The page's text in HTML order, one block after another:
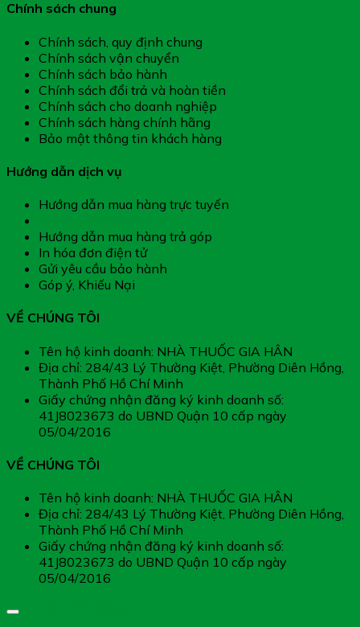
Chính sách chung
Chính sách, quy định chung
Chính sách vận chuyển
Chính sách bảo hành
Chính sách đổi trả và hoàn tiền
Chính sách cho doanh nghiệp
Chính sách hàng chính hãng
Bảo mật thông tin khách hàng
Hướng dẫn dịch vụ
Hướng dẫn mua hàng trực tuyến
Hướng dẫn mua hàng trả góp
In hóa đơn điện tử
Gửi yêu cầu bảo hành
Góp ý, Khiếu Nại
VỀ CHÚNG TÔI
Tên hộ kinh doanh: NHÀ THUỐC GIA HÂN
Địa chỉ: 284/43 Lý Thường Kiệt, Phường Diên Hồng,
Thành Phố Hồ Chí Minh
Giấy chứng nhận đăng ký kinh doanh số:
41J8023673 do UBND Quận 10 cấp ngày
05/04/2016
VỀ CHÚNG TÔI
Tên hộ kinh doanh: NHÀ THUỐC GIA HÂN
Địa chỉ: 284/43 Lý Thường Kiệt, Phường Diên Hồng,
Thành Phố Hồ Chí Minh
Giấy chứng nhận đăng ký kinh doanh số:
41J8023673 do UBND Quận 10 cấp ngày
05/04/2016